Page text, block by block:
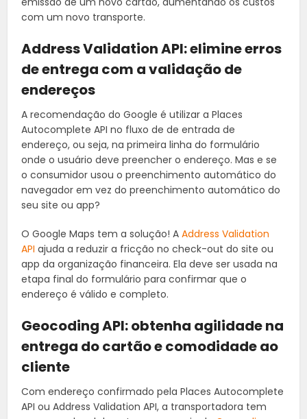
com um novo transporte.
Address Validation API: elimine erros
de entrega com a validação de
endereços
A recomendação do Google é utilizar a Places
Autocomplete API no fluxo de de entrada de
endereço, ou seja, na primeira linha do formulário
onde o usuário deve preencher o endereço. Mas e se
o consumidor usou o preenchimento automático do
navegador em vez do preenchimento automático do
seu site ou app?
O Google Maps tem a solução! AAddress Validation
API ajuda a reduzir a fricção no check-out do site ou
app da organização financeira. Ela deve ser usada na
etapa final do formulário para confirmar que o
endereço é válido e completo.
Geocoding API: obtenha agilidade na
entrega do cartão e comodidade ao
cliente
Com endereço confirmado pela Places Autocomplete
API ou Address Validation API, a transportadora tem